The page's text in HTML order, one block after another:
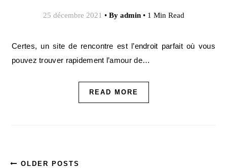
25 décembre 2021 • By admin • 1 Min Read
Certes, un site de rencontre est l’endroit parfait où vous
pouvez trouver rapidement l’amour de…
READ MORE
OLDER POSTS